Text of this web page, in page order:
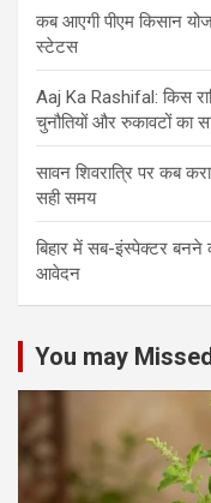
कब आएगी पीएम किसान
स्टेटस
Aaj Ka Rashifal: किस
चुनौतियों और रुकावटों का
सावन शिवरात्रि पर कब
सही समय
बिहार में सब-इंस्पेक्टर
आवेदन
You may